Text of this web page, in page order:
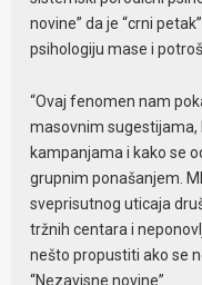
novine” da je “crni
psihologiju mase i
“Ovaj fenomen nam
masovnim sugestijama,
kampanjama i kako se
grupnim ponašanjem.
sveprisutnog uticaja
tržnih centara i
nešto propustiti ako se
“Nezavisne novine”.